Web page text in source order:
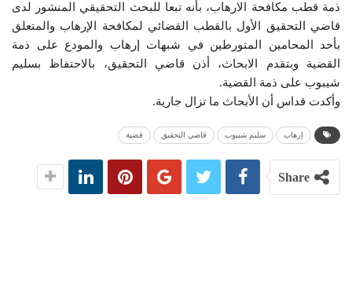
ذمة قطب مكافحة الارهاب، بأنه تبعا للبحث التحقيقي المنشور لدى
قاضي التحقيق الأول بالقطب القضائي لمكافحة الإرهاب والمتعلق
بأحد المحامين المتورطين في شبهات إرهاب والمودع على ذمة
القضية وبتقدم الابحاث، أذن قاضي التحقيق، بالاحتفاظ بسليم
شيبوب على ذمة القضية.
وأكدت قداس أن الأبحاث ما تزال جارية.
إرهاب سليم شيبوب قاضي التحقيق قضية
Share